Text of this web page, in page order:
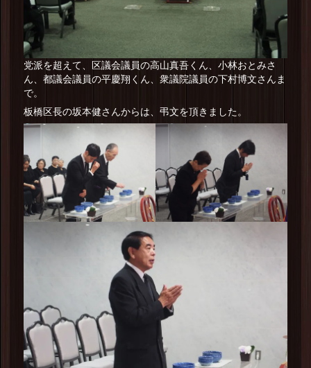
党派を超えて、区議会議員の高山真吾くん、小林おとみさ
ん、都議会議員の平慶翔くん、衆議院議員の下村博文さんま
で。
板橋区長の坂本健さんからは、弔文を頂きました。